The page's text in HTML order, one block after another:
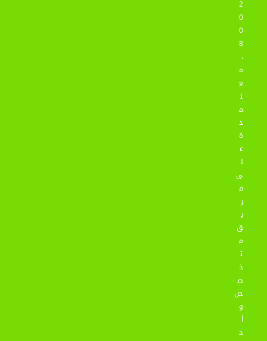
2
0
0
8
،
م
ع
ت
م
د
ة
ع
ل
ى
ف
ر
ي
ق
م
ت
خ
ص
ص
و
أ
ح